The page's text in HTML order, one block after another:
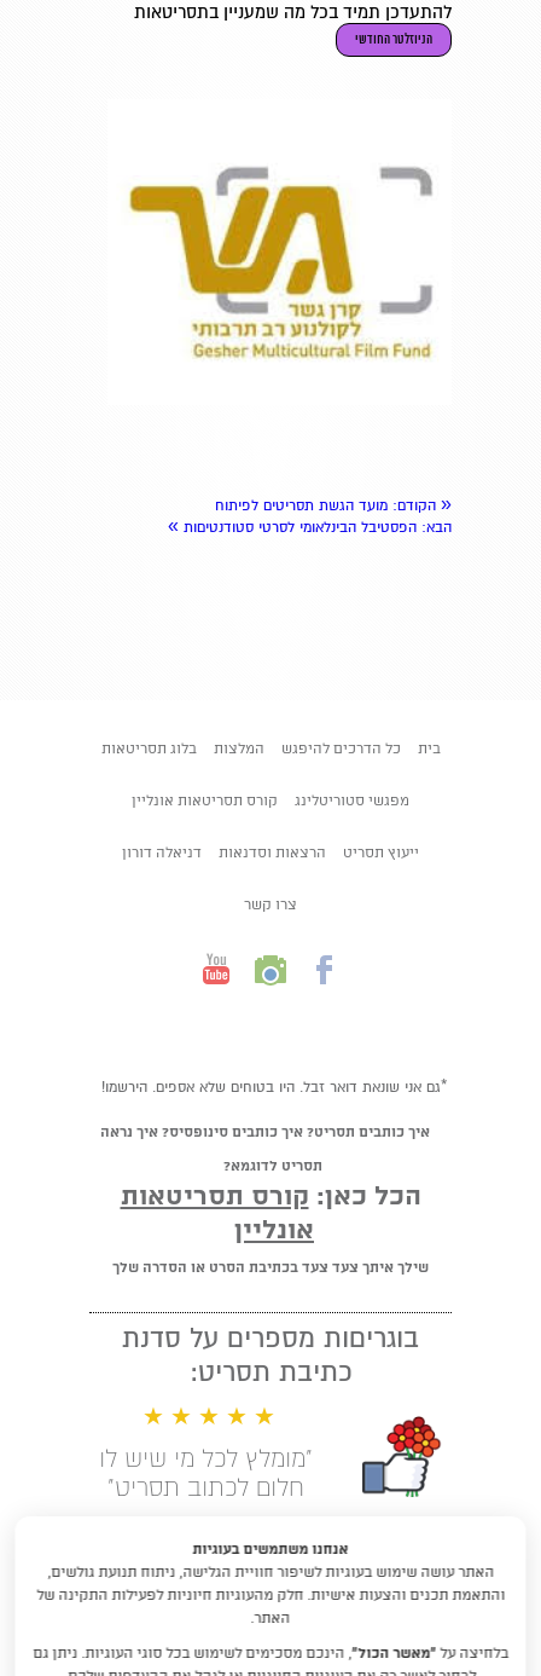
להתעדכן תמיד בכל מה שמעניין בתסריטאות
הניוזלטר החודשי
« הקודם: מועד הגשת תסריטים לפיתוח
הבא: הפסטיבל הבינלאומי לסרטי סטודנטיםות »
בית כל הדרכים להיפגש המלצות בלוג תסריטאות
מפגשי סטוריטלינג קורס תסריטאות אונליין
ייעוץ תסריט הרצאות וסדנאות דניאלה דורון
צרו קשר
*גם אני שונאת דואר זבל. היו בטוחים שלא אספים. הירשמו!
איך כותבים תסריט? איך כותבים סינופסיס? איך נראה
תסריט לדוגמא?
הכל כאן: קורס תסריטאות
אונליין
שילך איתך צעד צעד בכתיבת הסרט או הסדרה שלך
בוגריםות מספרים על סדנת
כתיבת תסריט:
★ ★ ★ ★ ★
"מומלץ לכל מי שיש לו
חלום לכתוב תסריט"
לימודי תסריטאות וסטוריטלינג עם
דניאלה דורון
DraftRishon@gmail.com
אנחנו משתמשים בעוגיות
האתר עושה שימוש בעוגיות לשיפור חוויית הגלישה, ניתוח תנועת גולשים,
והתאמת תכנים והצעות אישיות. חלק מהעוגיות חיוניות לפעילות התקינה של
האתר.
בלחיצה על “מאשר הכול”, הינכם מסכימים לשימוש בכל סוגי העוגיות. ניתן גם